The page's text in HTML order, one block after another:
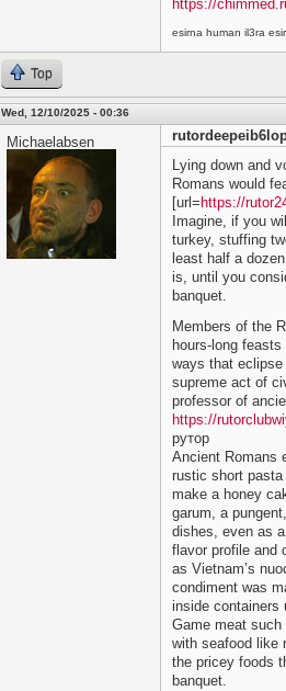
https://
esirna human il3ra
Top
Wed, 12/10/2025 - 00:36
Michaelabsen
Lying down and
Romans would
[url= https://
Imagine, if you
turkey, stuffing
least half a
is, until you
banquet.
Members of the
hours-long
ways that eclipse
supreme act of
professor of
https://
рутор
Ancient Romans
rustic short
make a honey
garum, a
dishes, even as
flavor profile and
as Vietnam’s
condiment was
inside containers
Game meat such
with seafood like
the pricey foods
banquet.